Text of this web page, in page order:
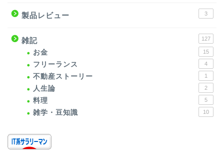
製品レビュー 3
雑記 127
お金 15
フリーランス 4
不動産ストーリー 1
人生論 2
料理 5
雑学・豆知識 10